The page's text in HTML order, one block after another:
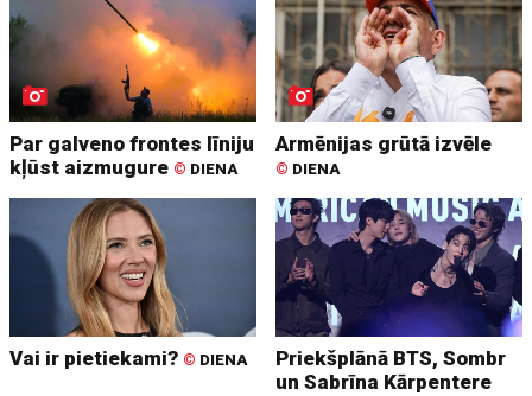
Par galveno frontes līniju
kļūst aizmugure © DIENA
Armēnijas grūtā izvēle
© DIENA
Vai ir pietiekami? © DIENA
Priekšplānā BTS, Sombr
un Sabrīna Kārpentere